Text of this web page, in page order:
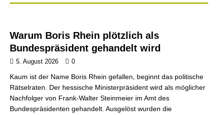
Warum Boris Rhein plötzlich als
Bundespräsident gehandelt wird
5. August 2026 0
Kaum ist der Name Boris Rhein gefallen, beginnt das politische
Rätselraten. Der hessische Ministerpräsident wird als möglicher
Nachfolger von Frank-Walter Steinmeier im Amt des
Bundespräsidenten gehandelt. Ausgelöst wurden die